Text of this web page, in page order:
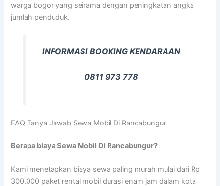
warga bogor yang seirama dengan peningkatan angka
jumlah penduduk.
INFORMASI BOOKING KENDARAAN
0811 973 778
FAQ Tanya Jawab Sewa Mobil Di Rancabungur
Berapa biaya Sewa Mobil Di Rancabungur?
Kami menetapkan biaya sewa paling murah mulai dari Rp
300.000 paket rental mobil durasi enam jam dalam kota